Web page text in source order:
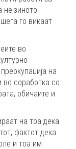
го викаат
во
на
во соработка со
обичаите и
на тоа дека
фактот дека
и тоа им